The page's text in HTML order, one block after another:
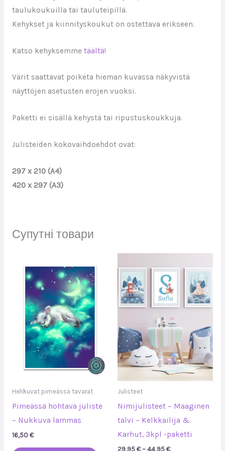
taulukoukuilla tai tauluteipillä.
Kehykset ja kiinnityskoukut on ostettava erikseen.
Katso kehyksemme täältä!
Värit saattavat poiketa hieman kuvassa näkyvistä
näyttöjen asetusten erojen vuoksi.
Paketti ei sisällä kehystä tai ripustuskoukkuja.
Julisteiden kokovaihdoehdot ovat:
297 x 210 (A4)
420 x 297 (A3)
Супутні товари
Hehkuvat pimeässä tavarat
Pimeässä hohtava juliste
– Nukkuva lammas
16,50€
Julisteet
Nimijulisteet – Maaginen
talvi – Kelkkailija &
Karhut, 3kpl -paketti
цін:
від
29,95 €
до
44,95 €
товар
має
кілька
можна
вибрати
на